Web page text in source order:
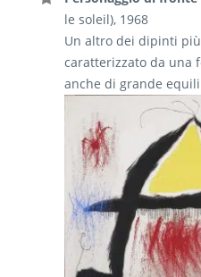
le soleil), 1968
Un altro dei dipinti
caratterizzato da una
anche di grande